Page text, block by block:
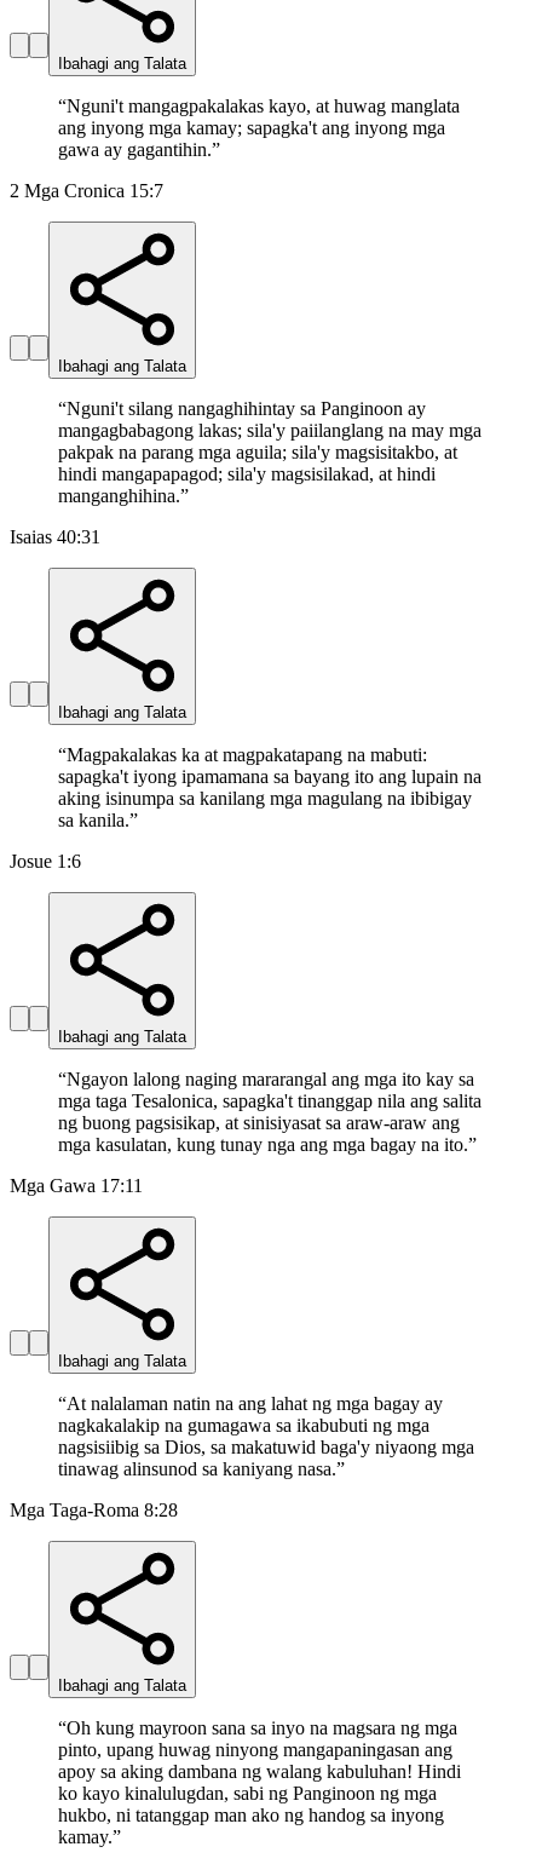
Ibahagi ang Talata
“Nguni't mangagpakalakas kayo, at huwag manglata
ang inyong mga kamay; sapagka't ang inyong mga
gawa ay gagantihin.”
2 Mga Cronica 15:7
Ibahagi ang Talata
“Nguni't silang nangaghihintay sa Panginoon ay
mangagbabagong lakas; sila'y paiilanglang na may mga
pakpak na parang mga aguila; sila'y magsisitakbo, at
hindi mangapapagod; sila'y magsisilakad, at hindi
manganghihina.”
Isaias 40:31
Ibahagi ang Talata
“Magpakalakas ka at magpakatapang na mabuti:
sapagka't iyong ipamamana sa bayang ito ang lupain na
aking isinumpa sa kanilang mga magulang na ibibigay
sa kanila.”
Josue 1:6
Ibahagi ang Talata
“Ngayon lalong naging mararangal ang mga ito kay sa
mga taga Tesalonica, sapagka't tinanggap nila ang salita
ng buong pagsisikap, at sinisiyasat sa araw-araw ang
mga kasulatan, kung tunay nga ang mga bagay na ito.”
Mga Gawa 17:11
Ibahagi ang Talata
“At nalalaman natin na ang lahat ng mga bagay ay
nagkakalakip na gumagawa sa ikabubuti ng mga
nagsisiibig sa Dios, sa makatuwid baga'y niyaong mga
tinawag alinsunod sa kaniyang nasa.”
Mga Taga-Roma 8:28
Ibahagi ang Talata
“Oh kung mayroon sana sa inyo na magsara ng mga
pinto, upang huwag ninyong mangapaningasan ang
apoy sa aking dambana ng walang kabuluhan! Hindi
ko kayo kinalulugdan, sabi ng Panginoon ng mga
hukbo, ni tatanggap man ako ng handog sa inyong
kamay.”